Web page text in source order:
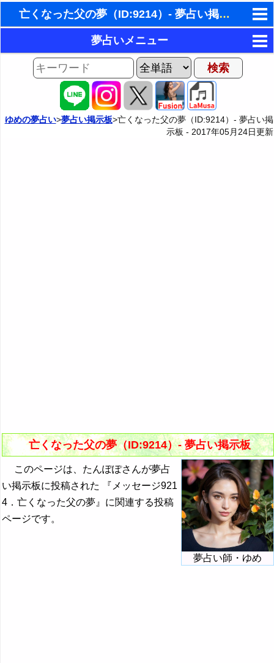
亡くなった父の夢（ID:9214）- 夢占い掲示板
東洋・西洋占星術
ホラリー占星術
手相占いで未来診断
タロットカードで無料占い
命名の姓名判断
夢占いメニュー
AIゆめの夢占いチャット
夢占い掲示板
ゆめの夢占い>夢占い掲示板>亡くなった父の夢（ID:9214）- 夢占い掲
示板 - 2017年05月24日更新
亡くなった父の夢（ID:9214）- 夢占い掲示板
夢占い師・ゆめ
このページは、たんぽぽさんが夢占
い掲示板に投稿された 『メッセージ921
4．亡くなった父の夢』に関連する投稿
ページです。